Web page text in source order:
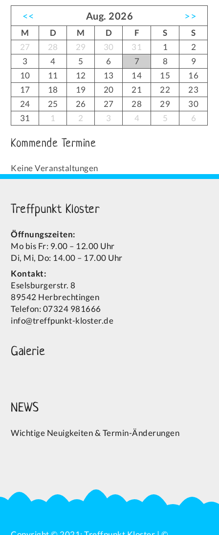
<< Aug. 2026 >>
M D M D F S
S
27
28 29 30 31 1
2
3
4 5 6 7 8
9
10
11 12 13 14 15
16
17
18 19 20 21 22
23
24
25 26 27 28 29
30
31
1 2 3 4 5 6
Kommende Termine
Keine Veranstaltungen
Treffpunkt Kloster
Öffnungszeiten:
Mo bis Fr: 9.00 – 12.00 Uhr
Di, Mi, Do: 14.00 – 17.00 Uhr
Kontakt:
Eselsburgerstr. 8
89542 Herbrechtingen
Telefon: 07324 981666
info@treffpunkt-kloster.de
Galerie
NEWS
Wichtige Neuigkeiten & Termin-Änderungen